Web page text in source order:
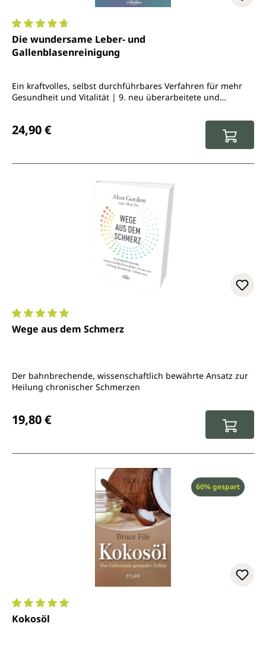
Durchschnittliche Bewertung von 4.7 von 5 Sternen
Die wundersame Leber- und
Gallenblasenreinigung
Ein kraftvolles, selbst durchführbares Verfahren für mehr
Gesundheit und Vitalität | 9. neu überarbeitete und
24,90 €
Durchschnittliche Bewertung von 5 von 5 Sternen
Wege aus dem Schmerz
Der bahnbrechende, wissenschaftlich bewährte Ansatz zur
Heilung chronischer Schmerzen
19,80 €
Rabatt
60% gespart
Durchschnittliche Bewertung von 5 von 5 Sternen
Kokosöl